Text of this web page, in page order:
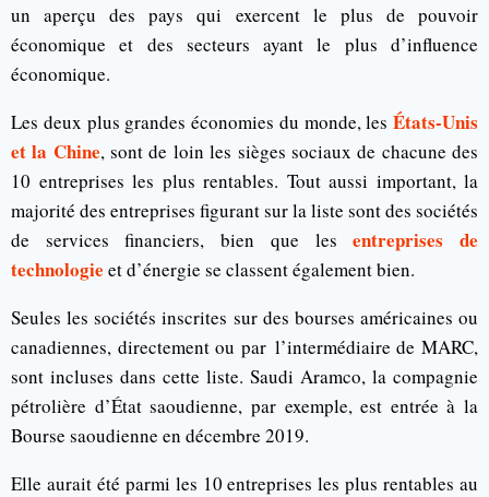
un aperçu des pays qui exercent le plus de pouvoir
économique et des secteurs ayant le plus d’influence
économique.
Les deux plus grandes économies du monde, les États-Unis
et la Chine, sont de loin les sièges sociaux de chacune des
10 entreprises les plus rentables. Tout aussi important, la
majorité des entreprises figurant sur la liste sont des sociétés
de services financiers, bien que lesentreprises de
technologie et d’énergie se classent également bien.
Seules les sociétés inscrites sur des bourses américaines ou
canadiennes, directement ou par l’intermédiaire de MARC,
sont incluses dans cette liste. Saudi Aramco, la compagnie
pétrolière d’État saoudienne, par exemple, est entrée à la
Bourse saoudienne en décembre 2019.
Elle aurait été parmi les 10 entreprises les plus rentables au